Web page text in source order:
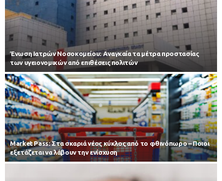
Ένωση Ιατρών Νοσοκομείου: Αναγκαία τα μέτρα προστασίας
των υγειονομικών από επιθέσεις πολιτών
Market Pass: Στα σκαριά νέος κύκλος από το φθινόπωρο – Ποιοι
εξετάζεται να λάβουν την ενίσχυση